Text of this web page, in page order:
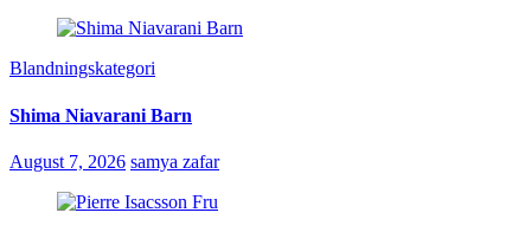
Blandningskategori
Shima Niavarani Barn
August 7, 2026 samya zafar